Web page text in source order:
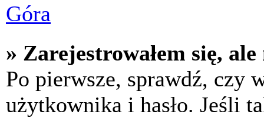
Góra
» Zarejestrowałem się,
Po pierwsze, sprawdź, czy
użytkownika i hasło. Jeśli